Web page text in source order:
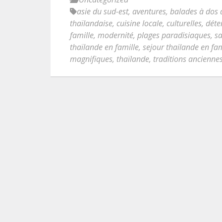
asie du sud-est, aventures, balades à dos
thaïlandaise, cuisine locale, culturelles,
famille, modernité, plages paradisiaques,
thaïlande en famille, sejour thailande en
magnifiques, thaïlande, traditions